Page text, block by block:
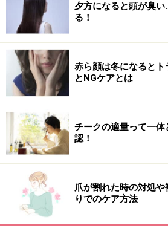
夕方になると頭が臭
る！
赤ら顔は冬になると
とNGケアとは
チークの適量って一
認！
爪が割れた時の対処
りでのケア方法